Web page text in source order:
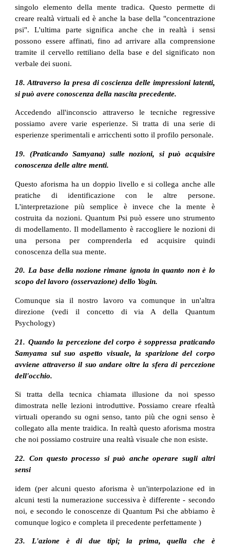
singolo elemento della mente tradica. Questo permette di
creare realtà virtuali ed è anche la base della "concentrazione
psi". L'ultima parte significa anche che in realtà i sensi
possono essere affinati, fino ad arrivare alla comprensione
tramite il cervello rettiliano della base e del significato non
verbale dei suoni.
18. Attraverso la presa di coscienza delle impressioni latenti,
si può avere conoscenza della nascita precedente.
Accedendo all'inconscio attraverso le tecniche regressive
possiamo avere varie esperienze. Si tratta di una serie di
esperienze sperimentali e arricchenti sotto il profilo personale.
19. (Praticando Samyana) sulle nozioni, si può acquisire
conoscenza delle altre menti.
Questo aforisma ha un doppio livello e si collega anche alle
pratiche di identificazione con le altre persone.
L'interpretazione più semplice è invece che la mente è
costruita da nozioni. Quantum Psi può essere uno strumento
di modellamento. Il modellamento è raccogliere le nozioni di
una persona per comprenderla ed acquisire quindi
conoscenza della sua mente.
20. La base della nozione rimane ignota in quanto non è lo
scopo del lavoro (osservazione) dello Yogin.
Comunque sia il nostro lavoro va comunque in un'altra
direzione (vedi il concetto di via A della Quantum
Psychology)
21. Quando la percezione del corpo è soppressa praticando
Samyama sul suo aspetto visuale, la sparizione del corpo
avviene attraverso il suo andare oltre la sfera di percezione
dell'occhio.
Si tratta della tecnica chiamata illusione da noi spesso
dimostrata nelle lezioni introduttive. Possiamo creare rfealtà
virtuali operando su ogni senso, tanto più che ogni senso è
collegato alla mente traidica. In realtà questo aforisma mostra
che noi possiamo costruire una realtà visuale che non esiste.
22. Con questo processo si può anche operare sugli altri
sensi
idem (per alcuni questo aforisma è un'interpolazione ed in
alcuni testi la numerazione successiva è differente - secondo
noi, e secondo le conoscenze di Quantum Psi che abbiamo è
comunque logico e completa il precedente perfettamente )
23. L'azione è di due tipi; la prima, quella che è